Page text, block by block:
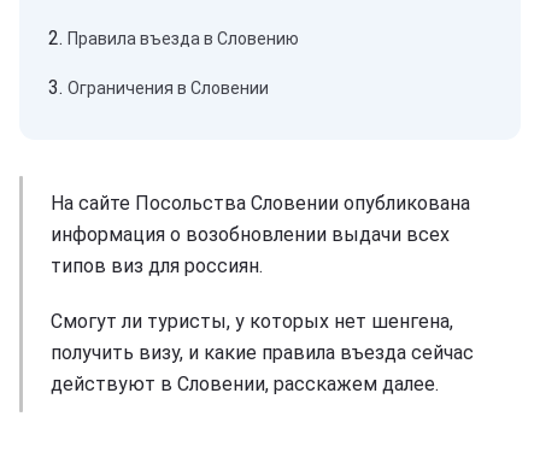
Правила въезда в Словению
Ограничения в Словении
На сайте Посольства Словении опубликована
информация о возобновлении выдачи всех
типов виз для россиян.
Смогут ли туристы, у которых нет шенгена,
получить визу, и какие правила въезда сейчас
действуют в Словении, расскажем далее.